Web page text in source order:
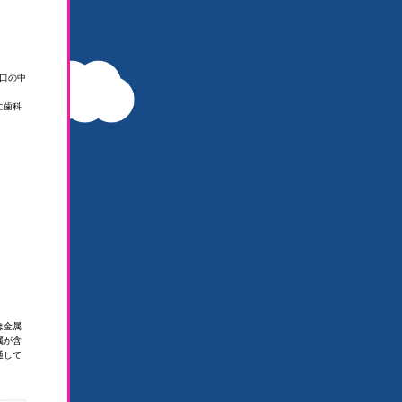
の中
歯科
金属
が含
して